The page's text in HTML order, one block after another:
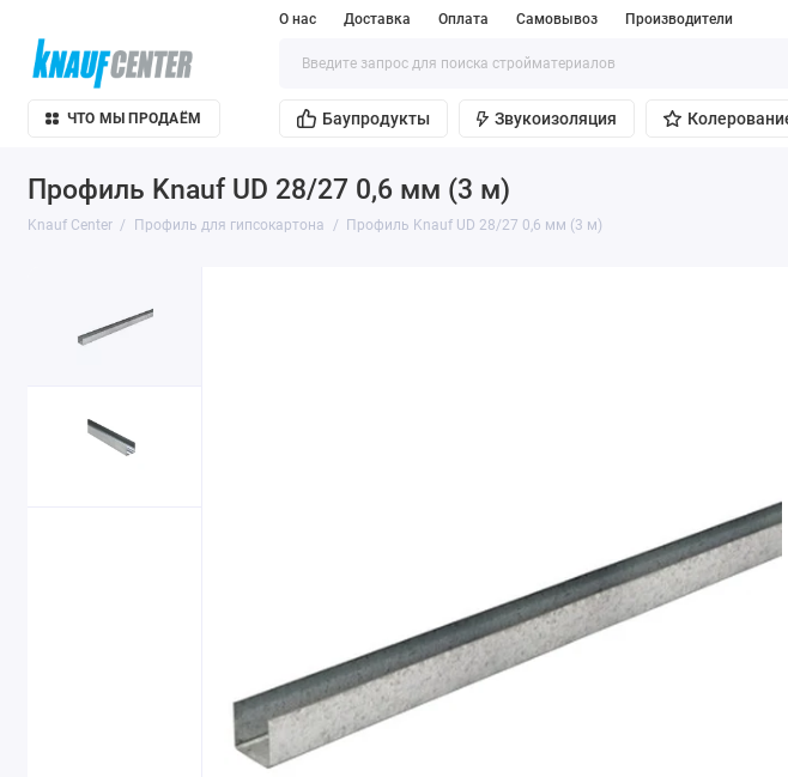
О нас Доставка Оплата Самовывоз Производители
ЧТО МЫ ПРОДАЁМ Баупродукты Звукоизоляция
Профиль Knauf UD 28/27 0,6 мм (3 м)
Knauf Center Профиль для гипсокартона Профиль Knauf UD 28/27 0,6 мм (3 м)